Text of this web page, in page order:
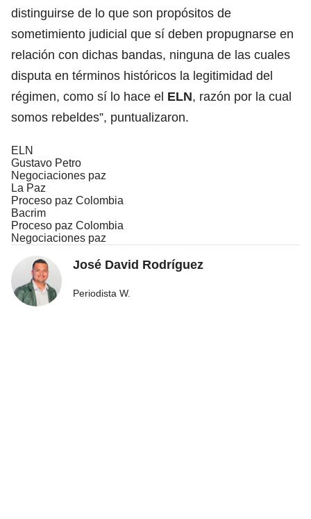
distinguirse de lo que son propósitos de
sometimiento judicial que sí deben propugnarse en
relación con dichas bandas, ninguna de las cuales
disputa en términos históricos la legitimidad del
régimen, como sí lo hace el ELN, razón por la cual
somos rebeldes”, puntualizaron.
ELN
Gustavo Petro
Negociaciones paz
La Paz
Proceso paz Colombia
Bacrim
Proceso paz Colombia
Negociaciones paz
José David Rodríguez
Periodista W.